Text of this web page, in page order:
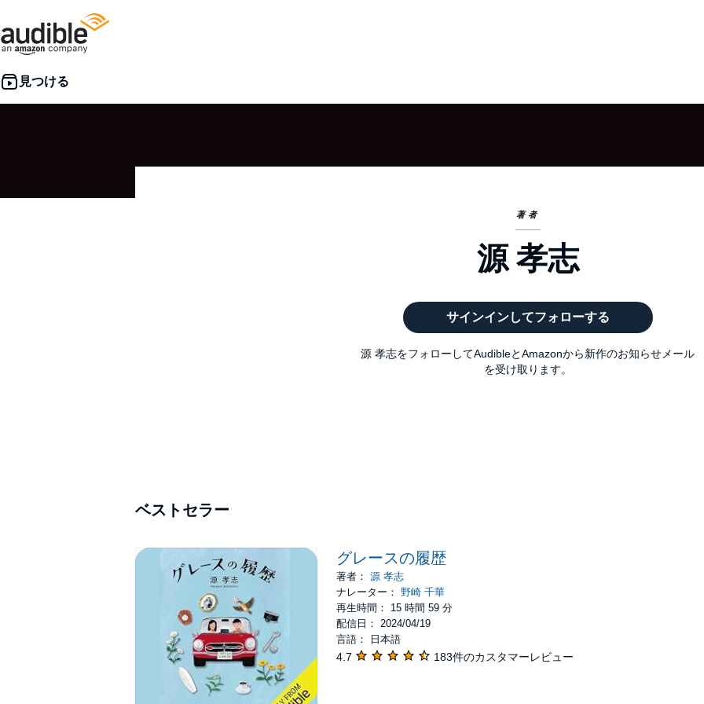
著者
源 孝志
サインインしてフォローする
源 孝志をフォローしてAudibleとAmazonから新作のお知らせメール
を受け取ります。
ベストセラー
グレースの履歴
著者： 源 孝志
ナレーター： 野崎 千華
再生時間： 15 時間 59 分
配信日： 2024/04/19
言語： 日本語
4.7 183件のカスタマーレビュー